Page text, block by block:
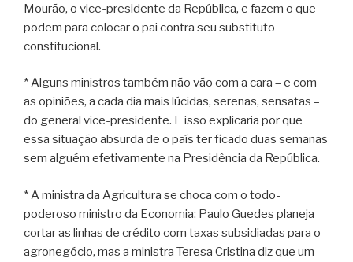
Mourão, o vice-presidente da República, e fazem o que
podem para colocar o pai contra seu substituto
constitucional.
* Alguns ministros também não vão com a cara – e com
as opiniões, a cada dia mais lúcidas, serenas, sensatas –
do general vice-presidente. E isso explicaria por que
essa situação absurda de o país ter ficado duas semanas
sem alguém efetivamente na Presidência da República.
* A ministra da Agricultura se choca com o todo-
poderoso ministro da Economia: Paulo Guedes planeja
cortar as linhas de crédito com taxas subsidiadas para o
agronegócio, mas a ministra Teresa Cristina diz que um